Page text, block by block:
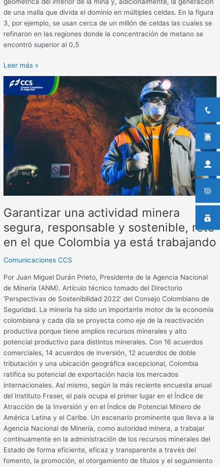
de una malla que divida el dominio en múltiples celdas. En la figura
3, por ejemplo, se usan cerca de un millón de celdas las cuales se
refinaron en las regiones donde la concentración de metano se
encontró superior al 0,5
Leer más »
Garantizar una actividad minera
segura, responsable y sostenible, reto
en el que Colombia ya está trabajando
Comunicaciones CCS
Por Juan Miguel Durán Prieto, Presidente de la Agencia Nacional
de Minería (ANM). Artículo técnico tomado del Directorio
‘Perspectivas de Sostenibilidad 2022’ del Consejo Colombiano de
Seguridad. La minería ha sido un importante motor de la economía
colombiana y cada día se proyecta como eje de la reactivación
productiva porque tiene amplios recursos minerales y alto
potencial productivo para distintos minerales. Con 16 acuerdos
comerciales, 14 acuerdos de inversión, 12 acuerdos de doble
tributación y una ubicación geográfica excepcional, Colombia
ratifica su potencial de exportación hacia los mercados
internacionales. Así mismo, según la más reciente encuesta anual
del Instituto Fraser, el país ocupa el primer lugar en el Índice de
Atracción de la Inversión y en el Índice de Potencial Minero de
América Latina y el Caribe. Un escenario prominente que lleva a la
Agencia Nacional de Minería, como autoridad minera, a trabajar
continuamente en la administración de los recursos minerales del
Estado de forma eficiente, eficaz y transparente a través del
fomento, la promoción, el otorgamiento de títulos y el seguimiento
Garantizar
una
actividad
minera
segura,
responsable
reto
en
Colombia
está
trabajando